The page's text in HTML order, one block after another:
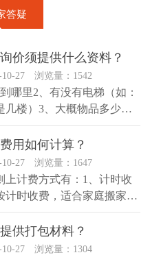
答疑
价须提供什么资料？
10-27 浏览量：1542
哪里2、有没有电梯（如：
几楼）3、大概物品多少、
等 ...
用如何计算？
10-27 浏览量：1647
上计费方式有：1、计时收
计时收费，适合家庭搬家）
费（...
供打包材料？
10-27 浏览量：1304